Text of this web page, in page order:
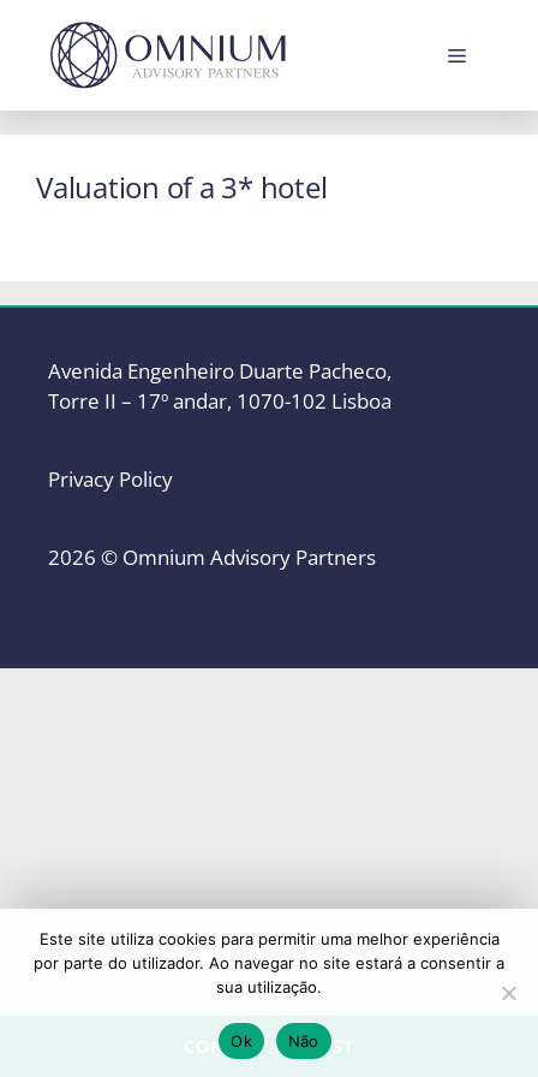
content
Menu
CONTACT REQUEST
Valuation of a 3* hotel
Avenida Engenheiro Duarte Pacheco,
Torre II – 17º andar, 1070-102 Lisboa
Privacy Policy
2026 © Omnium Advisory Partners
Este site utiliza cookies para permitir uma melhor experiência
por parte do utilizador. Ao navegar no site estará a consentir a
sua utilização.
Ok Não